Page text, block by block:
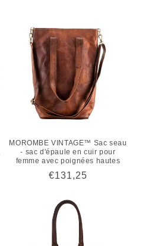
MOROMBE VINTAGE™ Sac seau
- sac d'épaule en cuir pour
femme avec poignées hautes
Prix
€131,25